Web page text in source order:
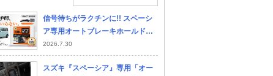
信号待ちがラクチンに!! スペーシ
ア専用オートブレーキホールドキ
ット登場!!
2026.7.30
スズキ『スペーシア』専用「オー